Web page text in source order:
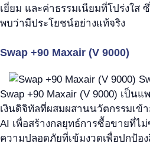
เยี่ยม และค่าธรรมเนียมที่โปร่งใ
พบว่ามีประโยชน์อย่างแท้จริง
Swap +90 Maxair (V 9000)
Swap +90 Maxair (V 9000) เป็น
เงินดิจิทัลที่ผสมผสานนวัตกรรมเข้
AI เพื่อสร้างกลยุทธ์การซื้อขายที่ไ
ความปลอดภัยที่เข้มงวดเพื่อปกป้อ